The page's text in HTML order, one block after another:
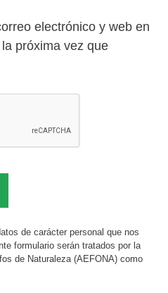
electrónico y web en
próxima vez que
de carácter personal que nos
formulario serán tratados por la
de Naturaleza (AEFONA) como